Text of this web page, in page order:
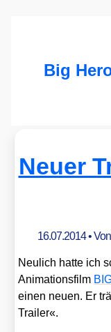
Big
Neuer
16.07.2014• Von
Neu­lich hat­te ich
Ani­ma­ti­ons­film
einen neu­en. Er
Trai­ler«.